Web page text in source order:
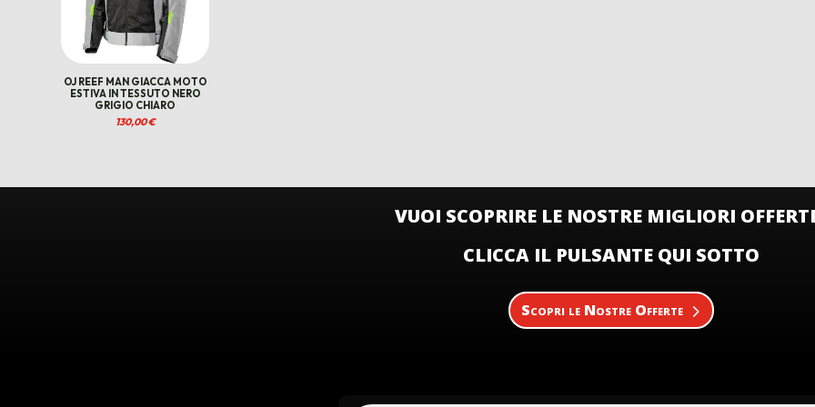
OJ REEF MAN GIACCA MOTO
ESTIVA IN TESSUTO NERO
GRIGIO CHIARO
130,00€
VUOI SCOPRIRE LE NOSTRE MIGLIORI
CLICCA IL PULSANTE QUI SOTTO
Scopri le Nostre Offerte